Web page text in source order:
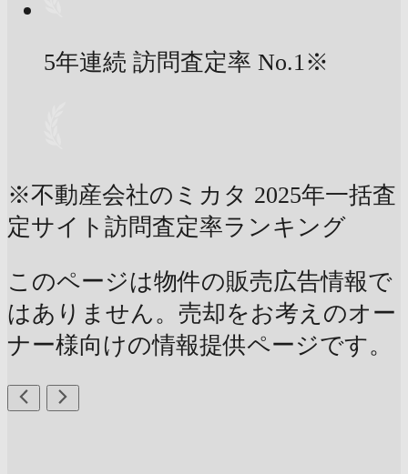
5年連続 訪問査定率 No.1※
※不動産会社のミカタ 2025年一括査
定サイト訪問査定率ランキング
このページは物件の販売広告情報で
はありません。売却をお考えのオー
ナー様向けの情報提供ページです。